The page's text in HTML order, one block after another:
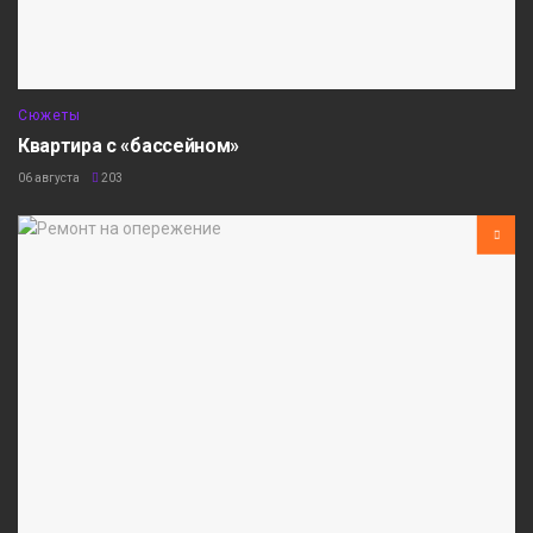
Сюжеты
Квартира с «бассейном»
06 августа 203